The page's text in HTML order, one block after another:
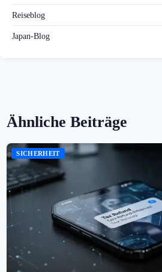
Reiseblog
Japan-Blog
Ähnliche Beiträge
SICHERHEIT